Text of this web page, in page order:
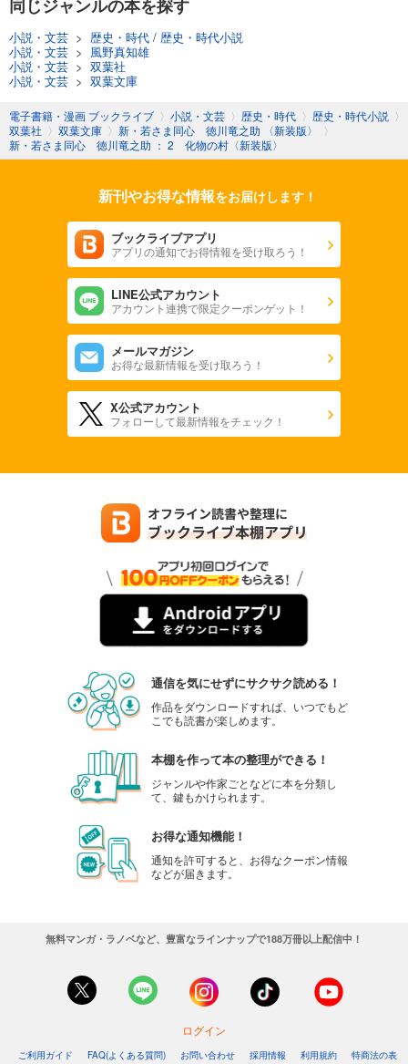
同じジャンルの本を探す
小説・文芸 > 歴史・時代 / 歴史・時代小説
小説・文芸 > 風野真知雄
小説・文芸 > 双葉社
小説・文芸 > 双葉文庫
電子書籍・漫画 ブックライブ 〉 小説・文芸 〉 歴史・時代 〉 歴史・時代小説 〉
双葉社 〉 双葉文庫 〉 新・若さま同心 徳川竜之助 〈新装版〉
〉
新・若さま同心 徳川竜之助 ： 2 化物の村〈新装版〉
新刊やお得な情報をお届けします！
ブックライブアプリ
アプリの通知でお得情報を受け取ろう！
LINE公式アカウント
アカウント連携で限定クーポンゲット！
メールマガジン
お得な最新情報を受け取ろう！
X公式アカウント
フォローして最新情報をチェック！
通信を気にせずにサクサク読める！
作品をダウンロードすれば、いつでもど
こでも読書が楽しめます。
本棚を作って本の整理ができる！
ジャンルや作家ごとなどに本を分類し
て、鍵もかけられます。
お得な通知機能！
通知を許可すると、お得なクーポン情報
などが届きます。
無料マンガ・ラノベなど、豊富なラインナップで188万冊以上配信中！
ログイン
ご利用ガイド FAQ(よくある質問) お問い合わせ 採用情報 利用規約 特商法の表